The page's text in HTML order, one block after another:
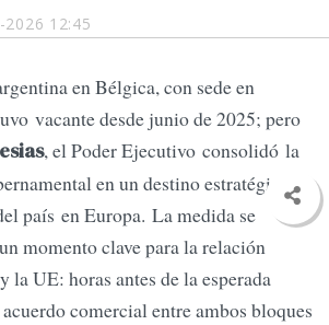
2026 12:45
en Bélgica, con sede en
vacante desde junio de 2025; pero
, el Poder Ejecutivo consolidó la
en un destino estratégico
país en Europa. La medida se
momento clave para la relación
la UE: horas antes de la esperada
comercial entre ambos bloques